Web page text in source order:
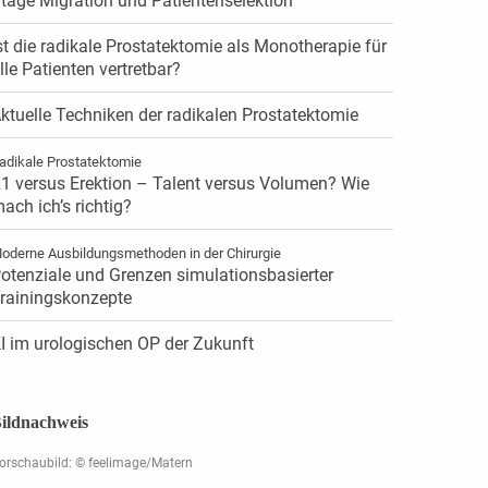
die radikale Prostatektomie als Monotherapie für
Patienten vertretbar?
Techniken der radikalen Prostatektomie
Prostatektomie
versus Erektion – Talent versus Volumen? Wie
ich’s richtig?
Ausbildungsmethoden in der Chirurgie
und Grenzen simulationsbasierter
im urologischen OP der Zukunft
© feelimage/Matern